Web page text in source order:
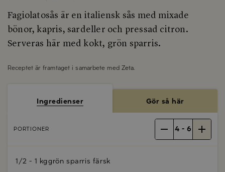
Fagiolatosås är en italiensk sås med mixade
bönor, kapris, sardeller och pressad citron.
Serveras här med kokt, grön sparris.
Receptet är framtaget i samarbete med Zeta.
Ingredienser Gör så här
PORTIONER 4 - 6
1/2 - 1 kggrön sparris färsk